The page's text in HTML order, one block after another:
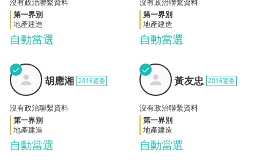
自動當選
沒有政治聯繫資料
第一界別
地產建造
自動當選
沒有政治聯繫資料
第一界別
地產建造
胡應
湘
✓
自動當選
胡應湘 2016選委
沒有政治聯繫資料
第一界別
地產建造
黃友
忠
✓
自動當選
黃友忠 2016選委
沒有政治聯繫資料
第一界別
地產建造